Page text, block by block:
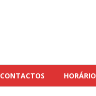
CONTACTOS HORÁRIO